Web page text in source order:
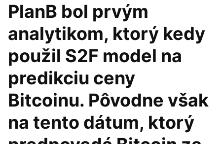
PlanB bol prvým
analytikom, ktorý kedy
použil S2F model na
predikciu ceny
Bitcoinu. Pôvodne však
na tento dátum, ktorý